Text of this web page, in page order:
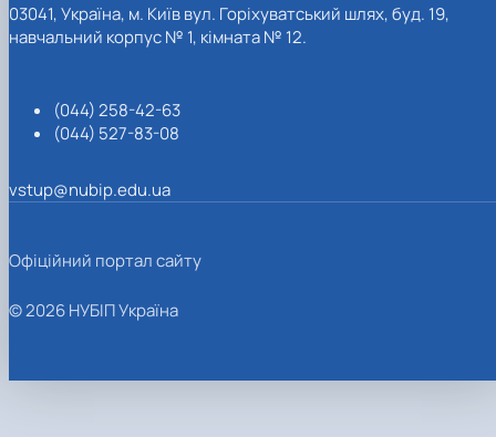
03041, Україна, м. Київ вул. Горіхуватський шлях, буд. 19,
навчальний корпус № 1, кімната № 12.
(044) 258-42-63
(044) 527-83-08
vstup@nubip.edu.ua
Офіційний портал сайту
© 2026 НУБІП Україна